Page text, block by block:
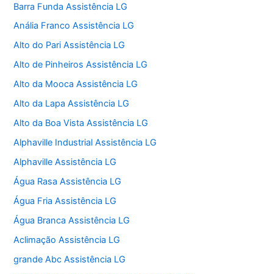
Barra Funda Assistência LG
Anália Franco Assistência LG
Alto do Pari Assistência LG
Alto de Pinheiros Assistência LG
Alto da Mooca Assistência LG
Alto da Lapa Assistência LG
Alto da Boa Vista Assistência LG
Alphaville Industrial Assistência LG
Alphaville Assistência LG
Água Rasa Assistência LG
Água Fria Assistência LG
Água Branca Assistência LG
Aclimação Assistência LG
grande Abc Assistência LG